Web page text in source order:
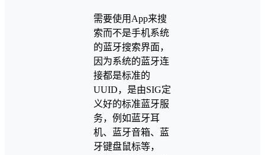
需要使用App来搜
索而不是手机系统
的蓝牙搜索界面，
因为系统的蓝牙连
接都是标准的
UUID，是由SIG定
义好的标准蓝牙服
务，例如蓝牙耳
机、蓝牙音箱、蓝
牙键盘鼠标等，